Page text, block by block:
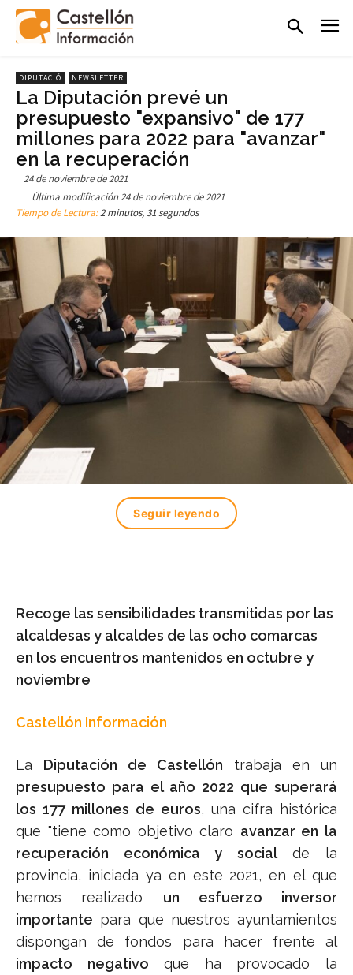
DIPUTACIÓ NEWSLETTER
La Diputación prevé un
presupuesto "expansivo" de 177
millones para 2022 para "avanzar"
en la recuperación
24 de noviembre de 2021
Última modificación24 de noviembre de 2021
Tiempo de Lectura:2 minutos, 31 segundos
Seguir leyendo
Recoge las sensibilidades transmitidas por las
alcaldesas y alcaldes de las ocho comarcas
en los encuentros mantenidos en octubre y
noviembre
Castellón Información
La Diputación de Castellón trabaja en un
presupuesto para el año 2022 que superará
los 177 millones de euros, una cifra histórica
que "tiene como objetivo claro avanzar en la
recuperación económica y socialde la
provincia, iniciada ya en este 2021, en el que
hemos realizado un esfuerzo inversor
importante para que nuestros ayuntamientos
dispongan de fondos para hacer frente al
impacto negativo que ha provocado la